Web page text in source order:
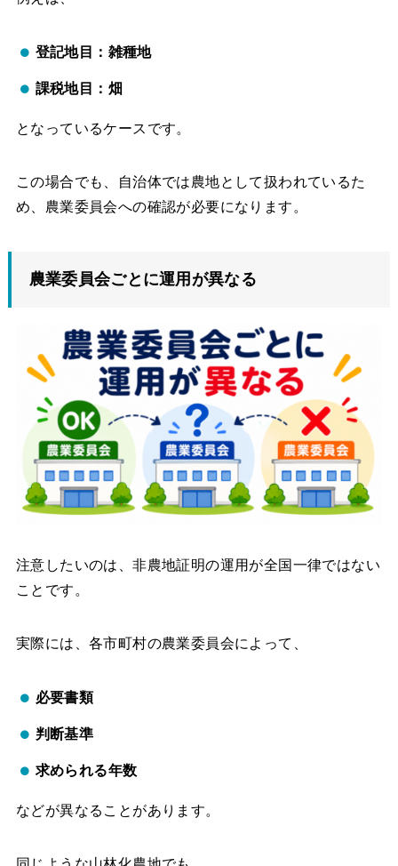
登記地目：雑種地
課税地目：畑
となっているケースです。
この場合でも、自治体では農地として扱われているた
め、農業委員会への確認が必要になります。
農業委員会ごとに運用が異なる
注意したいのは、非農地証明の運用が全国一律ではない
ことです。
実際には、各市町村の農業委員会によって、
必要書類
判断基準
求められる年数
などが異なることがあります。